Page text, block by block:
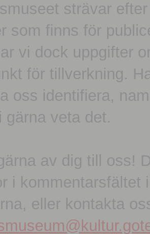
strävar
som finns för
vi dock uppgifter
för tillverkning.
oss identifiera,
gärna veta det.
av dig till oss!
i kommentarsfältet
eller kontakta